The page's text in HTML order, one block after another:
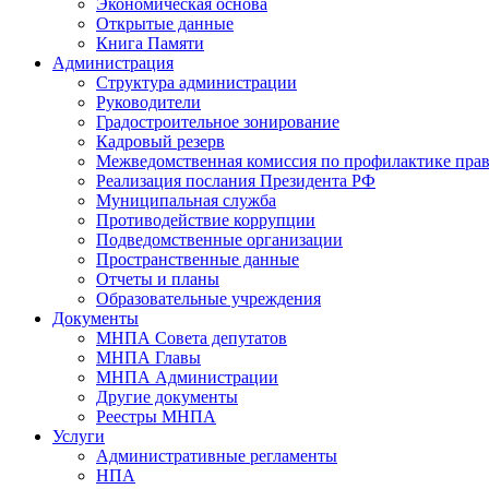
Экономическая основа
Открытые данные
Книга Памяти
Администрация
Структура администрации
Руководители
Градостроительное зонирование
Кадровый резерв
Межведомственная комиссия по профилактике
Реализация послания Президента РФ
Муниципальная служба
Противодействие коррупции
Подведомственные организации
Пространственные данные
Отчеты и планы
Образовательные учреждения
Документы
МНПА Совета депутатов
МНПА Главы
МНПА Администрации
Другие документы
Реестры МНПА
Услуги
Административные регламенты
НПА